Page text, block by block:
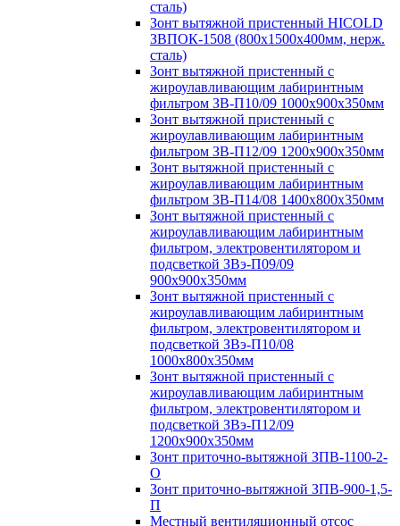
сталь)
Зонт вытяжной пристенный HICOLD
ЗВПОК-1508 (800х1500х400мм, нерж.
сталь)
Зонт вытяжной пристенный с
жироулавливающим лабиринтным
фильтром ЗВ-П10/09 1000х900х350мм
Зонт вытяжной пристенный с
жироулавливающим лабиринтным
фильтром ЗВ-П12/09 1200х900х350мм
Зонт вытяжной пристенный с
жироулавливающим лабиринтным
фильтром ЗВ-П14/08 1400х800х350мм
Зонт вытяжной пристенный с
жироулавливающим лабиринтным
фильтром, электровентилятором и
подсветкой ЗВэ-П09/09
900х900х350мм
Зонт вытяжной пристенный с
жироулавливающим лабиринтным
фильтром, электровентилятором и
подсветкой ЗВэ-П10/08
1000х800х350мм
Зонт вытяжной пристенный с
жироулавливающим лабиринтным
фильтром, электровентилятором и
подсветкой ЗВэ-П12/09
1200х900х350мм
Зонт приточно-вытяжной ЗПВ-1100-2-
О
Зонт приточно-вытяжной ЗПВ-900-1,5-
П
Местный вентиляционный отсос